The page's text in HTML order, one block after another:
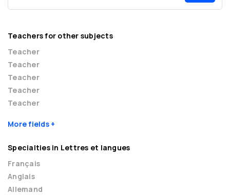
Teachers for other subjects
Teacher
Teacher
Teacher
Teacher
Teacher
More fields
Specialties in Lettres et langues
Français
Anglais
Allemand